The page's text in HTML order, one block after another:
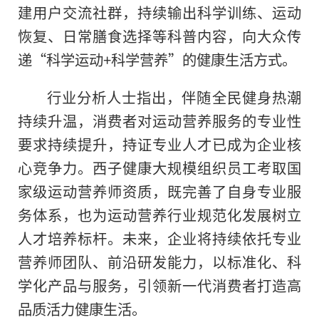
建用户交流社群，持续输出科学训练、运动
恢复、日常膳食选择等科普内容，向大众传
递“科学运动+科学营养”的健康生活方式。
行业分析人士指出，伴随全民健身热潮
持续升温，消费者对运动营养服务的专业性
要求持续提升，持证专业人才已成为企业核
心竞争力。西子健康大规模组织员工考取国
家级运动营养师资质，既完善了自身专业服
务体系，也为运动营养行业规范化发展树立
人才培养标杆。未来，企业将持续依托专业
营养师团队、前沿研发能力，以标准化、科
学化产品与服务，引领新一代消费者打造高
品质活力健康生活。